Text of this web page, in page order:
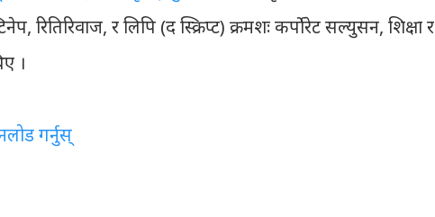
रितिरिवाज, र लिपि (द स्क्रिप्ट) क्रमशः कर्पोरेट सल्युसन, शिक्षा र
।
गर्नुस्